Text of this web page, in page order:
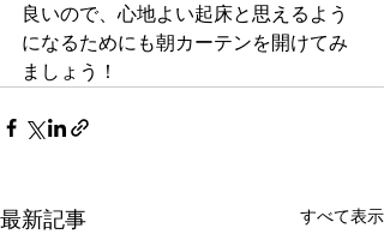
良いので、心地よい起床と思えるよう
になるためにも朝カーテンを開けてみ
ましょう！
最新記事 すべて表示